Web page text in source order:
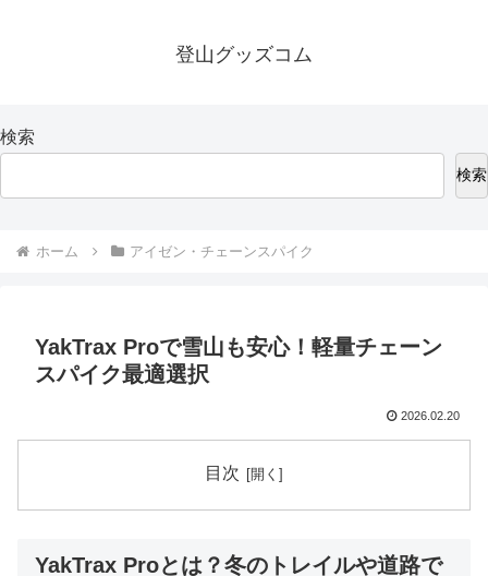
登山グッズコム
検索
検索
ホーム アイゼン・チェーンスパイク
YakTrax Proで雪山も安心！軽量チェーン
スパイク最適選択
2026.02.20
目次
YakTrax Proとは？冬のトレイルや道路で